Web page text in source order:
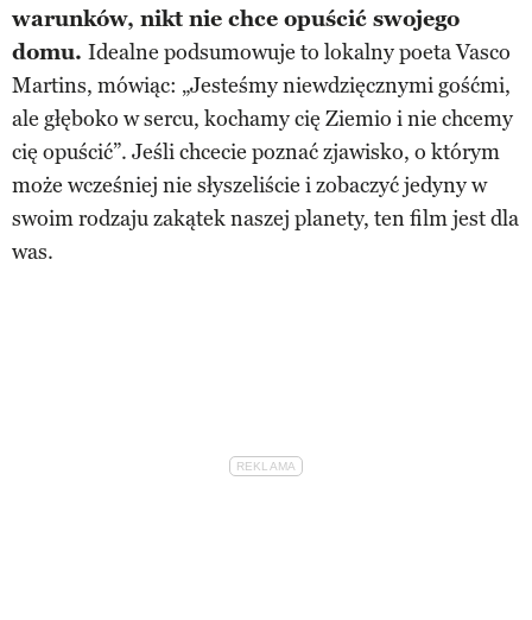
warunków, nikt nie chce opuścić swojego
domu. Idealne podsumowuje to lokalny poeta Vasco
Martins, mówiąc: „Jesteśmy niewdzięcznymi gośćmi,
ale głęboko w sercu, kochamy cię Ziemio i nie chcemy
cię opuścić”. Jeśli chcecie poznać zjawisko, o którym
może wcześniej nie słyszeliście i zobaczyć jedyny w
swoim rodzaju zakątek naszej planety, ten film jest dla
was.